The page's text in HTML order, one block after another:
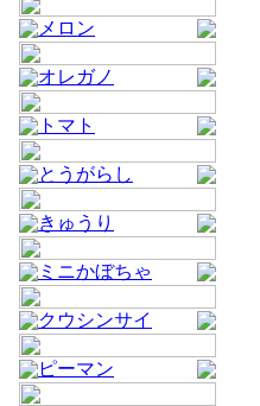
メロン
オレガノ
トマト
とうがらし
きゅうり
ミニかぼちゃ
クウシンサイ
ピーマン